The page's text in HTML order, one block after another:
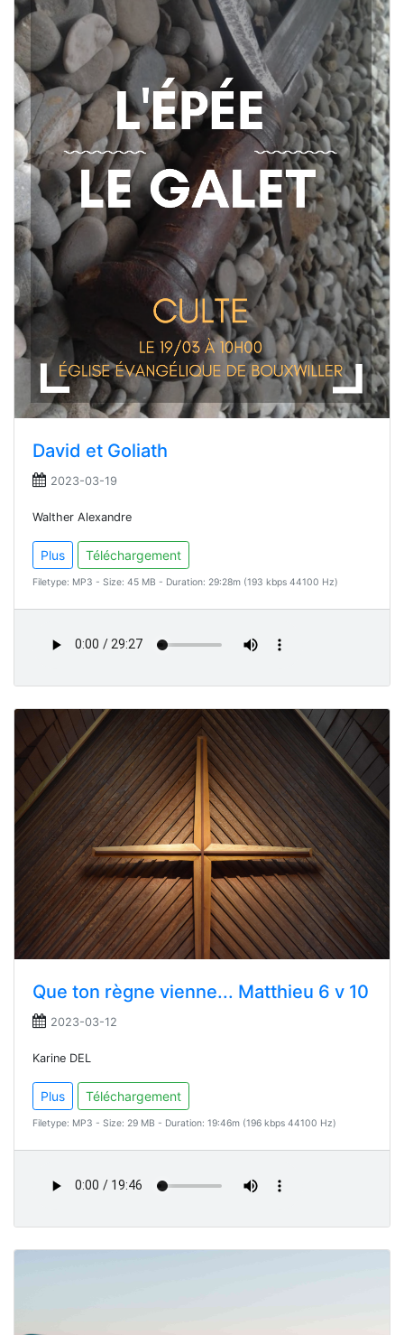
David et Goliath
2023-03-19
Walther Alexandre
Plus Téléchargement
Filetype: MP3 - Size: 45 MB - Duration: 29:28m (193 kbps 44100 Hz)
Que ton règne vienne... Matthieu 6 v 10
2023-03-12
Karine DEL
Plus Téléchargement
Filetype: MP3 - Size: 29 MB - Duration: 19:46m (196 kbps 44100 Hz)